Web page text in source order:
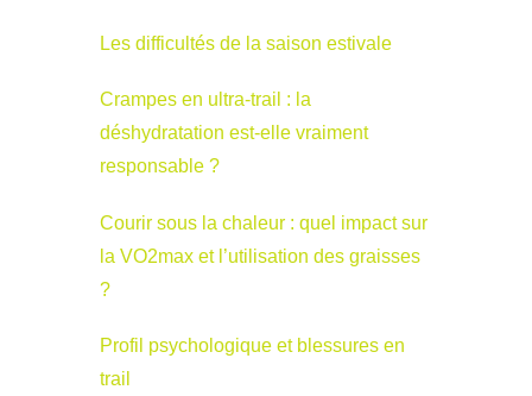
Les difficultés de la saison estivale
Crampes en ultra-trail : la
déshydratation est-elle vraiment
responsable ?
Courir sous la chaleur : quel impact sur
la VO2max et l’utilisation des graisses
?
Profil psychologique et blessures en
trail